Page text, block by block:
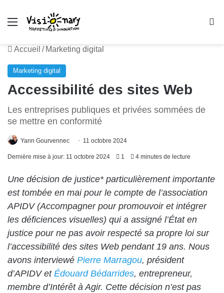
Menu
Accueil / Marketing digital
Marketing digital
Accessibilité des sites Web
Les entreprises publiques et privées sommées de
se mettre en conformité
Yann Gourvennec 11 octobre 2024
Dernière mise à jour: 11 octobre 2024 1 4 minutes de lecture
Une décision de justice* particulièrement importante
est tombée en mai pour le compte de l’association
APIDV (Accompagner pour promouvoir et intégrer
les déficiences visuelles) qui a assigné l’État en
justice pour ne pas avoir respecté sa propre loi sur
l’accessibilité des sites Web pendant 19 ans. Nous
avons interviewé Pierre Marragou, président
d’APIDV et Édouard Bédarrides, entrepreneur,
membre d’Intérêt à Agir. Cette décision n’est pas